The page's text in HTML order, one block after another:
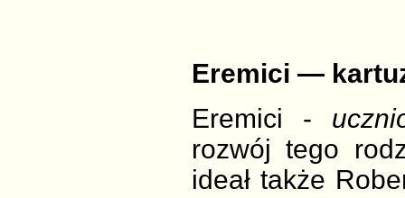
Eremici —
Eremici -
rozwój tego
ideał także